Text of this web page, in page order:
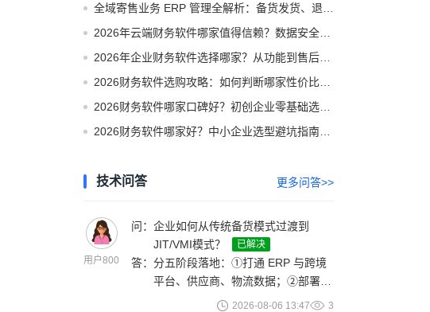
2026年云端财务软件哪家值得信赖？数据安全与合规解析
2026年企业财务软件选择哪家？从功能到售后全方位选型攻略
2026财务软件选购攻略：如何判断哪家性价比高不花冤枉钱
2026财务软件哪家口碑好？初创企业零基础选型攻略
2026财务软件哪家好？中小企业选型避坑指南与实测推荐
技术问答 更多问答>>
用户800
问： 企业如何从传统备货模式过渡到
JIT/VMI模式？
已解决
答： 分五阶段落地：①打通 ERP 与跨境
平台、供应商、物流数据；②部署
12 周滚动预测 + 季节修正及安全库
2026-08-06 13:47 3